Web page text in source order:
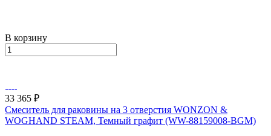
В корзину
33 365 ₽
Смеситель для раковины на 3 отверстия WONZON &
WOGHAND STEAM, Темный графит (WW-88159008-BGM)